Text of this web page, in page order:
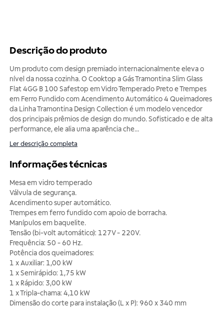
Descrição do produto
Um produto com design premiado internacionalmente eleva o
nível da nossa cozinha. O Cooktop a Gás Tramontina Slim Glass
Flat 4GG B 100 Safestop em Vidro Temperado Preto e Trempes
em Ferro Fundido com Acendimento Automático 4 Queimadores
da Linha Tramontina Design Collection é um modelo vencedor
dos principais prêmios de design do mundo. Sofisticado e de alta
performance, ele alia uma aparência che...
Ler descrição completa
Informações técnicas
Mesa em vidro temperado
Válvula de segurança.
Acendimento super automático.
Trempes em ferro fundido com apoio de borracha.
Manípulos em baquelite.
Tensão (bi-volt automático): 127V - 220V.
Frequência: 50 - 60 Hz.
Potência dos queimadores:
1 x Auxiliar: 1,00 kW
1 x Semirápido: 1,75 kW
1 x Rápido: 3,00 kW
1 x Tripla-chama: 4,10 kW
Dimensão do corte para instalação (L x P): 960 x 340 mm